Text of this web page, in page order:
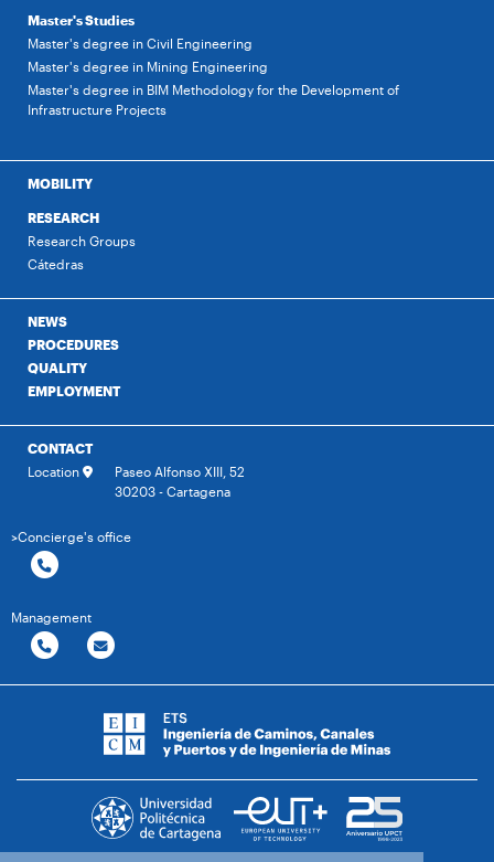
Master's Studies
Master's degree in Civil Engineering
Master's degree in Mining Engineering
Master's degree in BIM Methodology for the Development of
Infrastructure Projects
MOBILITY
RESEARCH
Research Groups
Cátedras
NEWS
PROCEDURES
QUALITY
EMPLOYMENT
CONTACT
Location
Paseo Alfonso XIII, 52
30203 - Cartagena
>Concierge's office
Management